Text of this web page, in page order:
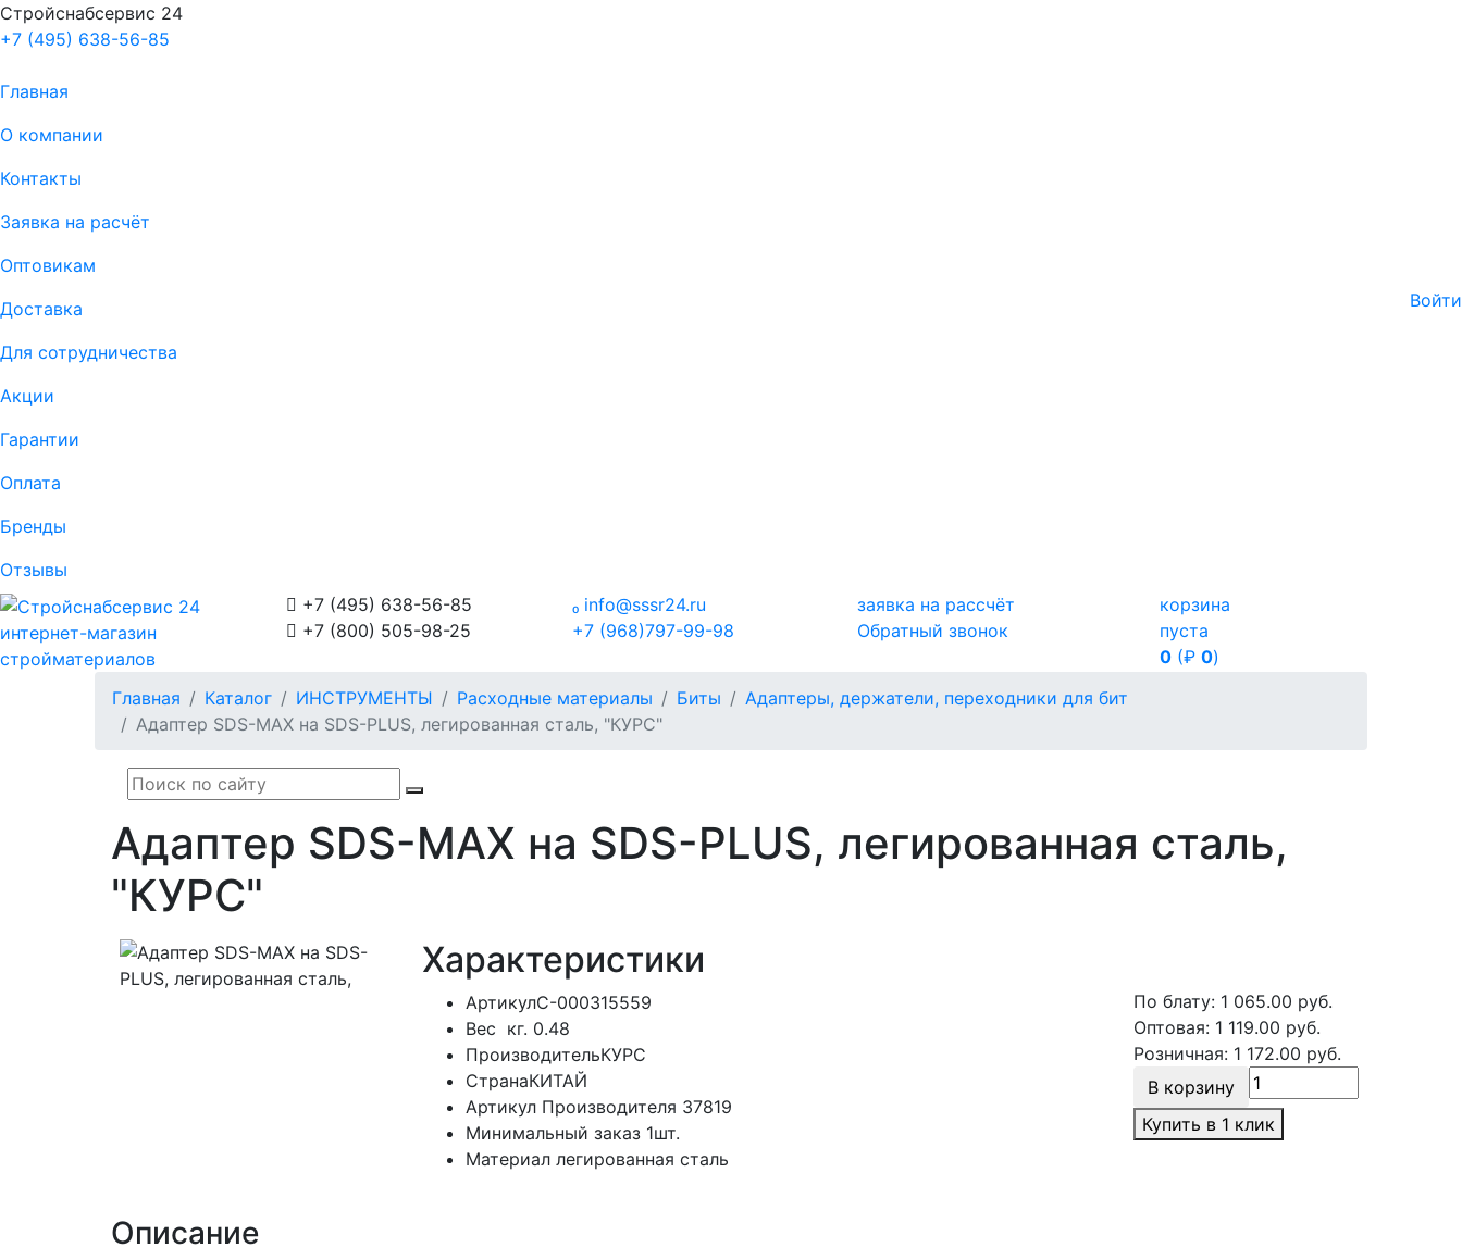
Стройснабсервис 24
+7 (495) 638-56-85
Главная
О компании
Контакты
Заявка на расчёт
Оптовикам
Доставка
Для сотрудничества
Акции
Гарантии
Оплата
Бренды
Отзывы
Войти
интернет-магазин
стройматериалов
корзина
пуста
0 (₽0)
 +7 (495) 638-56-85
 +7 (800) 505-98-25
info@sssr24.ru
+7 (968)797-99-98
заявка на рассчёт
Обратный звонок
Главная Каталог ИНСТРУМЕНТЫ Расходные материалы Биты
Адаптеры, держатели, переходники для бит
Адаптер SDS-MAX на SDS-PLUS, легированная сталь, "КУРС"
Адаптер SDS-MAX на SDS-PLUS, легированная сталь,
"КУРС"
Характеристики
АртикулС-000315559
Вес кг. 0.48
ПроизводительКУРС
СтранаКИТАЙ
Артикул Производителя 37819
Минимальный заказ1шт.
Материаллегированная сталь
По блату: 1 065.00 руб.
Оптовая: 1 119.00 руб.
Розничная: 1 172.00 руб.
В корзину
Купить в 1 клик
Описание